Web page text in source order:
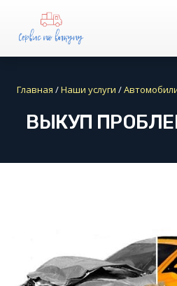
Главная /Наши услуги /
ВЫКУП